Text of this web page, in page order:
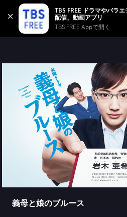
TBS FREE ドラマやバラ
TBS FREE Appで開く
TBS FREE
無料見逃し配信
義母と娘のブルース